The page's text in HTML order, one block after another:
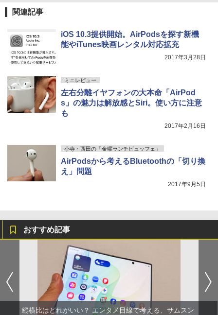
関連記事
iOS 10.3提供開始。AirPodsを探す新機
能やiTunes映画レンタル対応拡充
2017年3月28日
ミニレビュー
左右分離イヤフォンの大本命「AirPod
s」の魅力は解放感とSiri。使い方に注意
も
2017年2月16日
小寺・西田の「金曜ランチビュッフェ」
AirPodsから考えるBluetoothの「切り換
え」問題
2017年9月5日
おすすめ記事
縦横比はどれがいい？ エンタメ目線で考える、サムスン